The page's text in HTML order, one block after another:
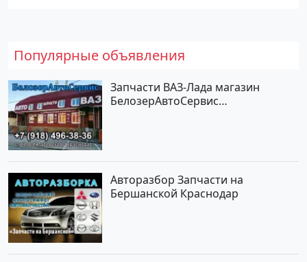
Популярные объявления
Запчасти ВАЗ-Лада магазин
БелозерАвтоСервис
Авторазбор Запчасти на
Бершанской Краснодар